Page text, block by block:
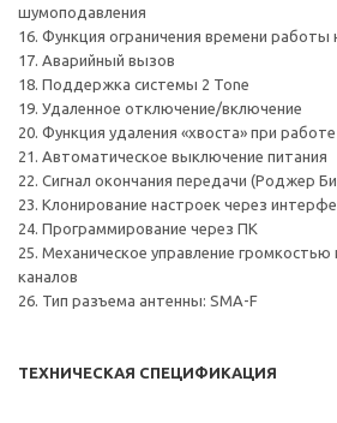
шумоподавления
16. Функция ограничения времени работы
17. Аварийный вызов
18. Поддержка системы 2 Tone
19. Удаленное отключение/включение
20. Функция удаления «хвоста» при
21. Автоматическое выключение питания
22. Сигнал окончания передачи (Роджер
23. Клонирование настроек через
24. Программирование через ПК
25. Механическое управление
каналов
26. Тип разъема антенны: SMA-F
ТЕХНИЧЕСКАЯ СПЕЦИФИКАЦИЯ